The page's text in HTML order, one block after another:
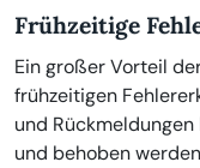
Frühzeitige
Ein großer Vorteil
frühzeitigen
und
und behoben